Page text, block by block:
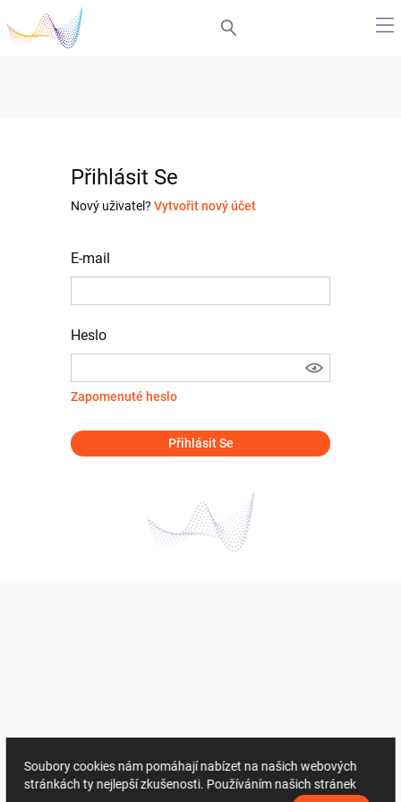
Přihlásit Se
Nový uživatel? Vytvořit nový účet
E-mail
Heslo
Zapomenuté heslo
Přihlásit Se
Soubory cookies nám pomáhají nabízet na našich webových
stránkách ty nejlepší zkušenosti. Používáním našich stránek